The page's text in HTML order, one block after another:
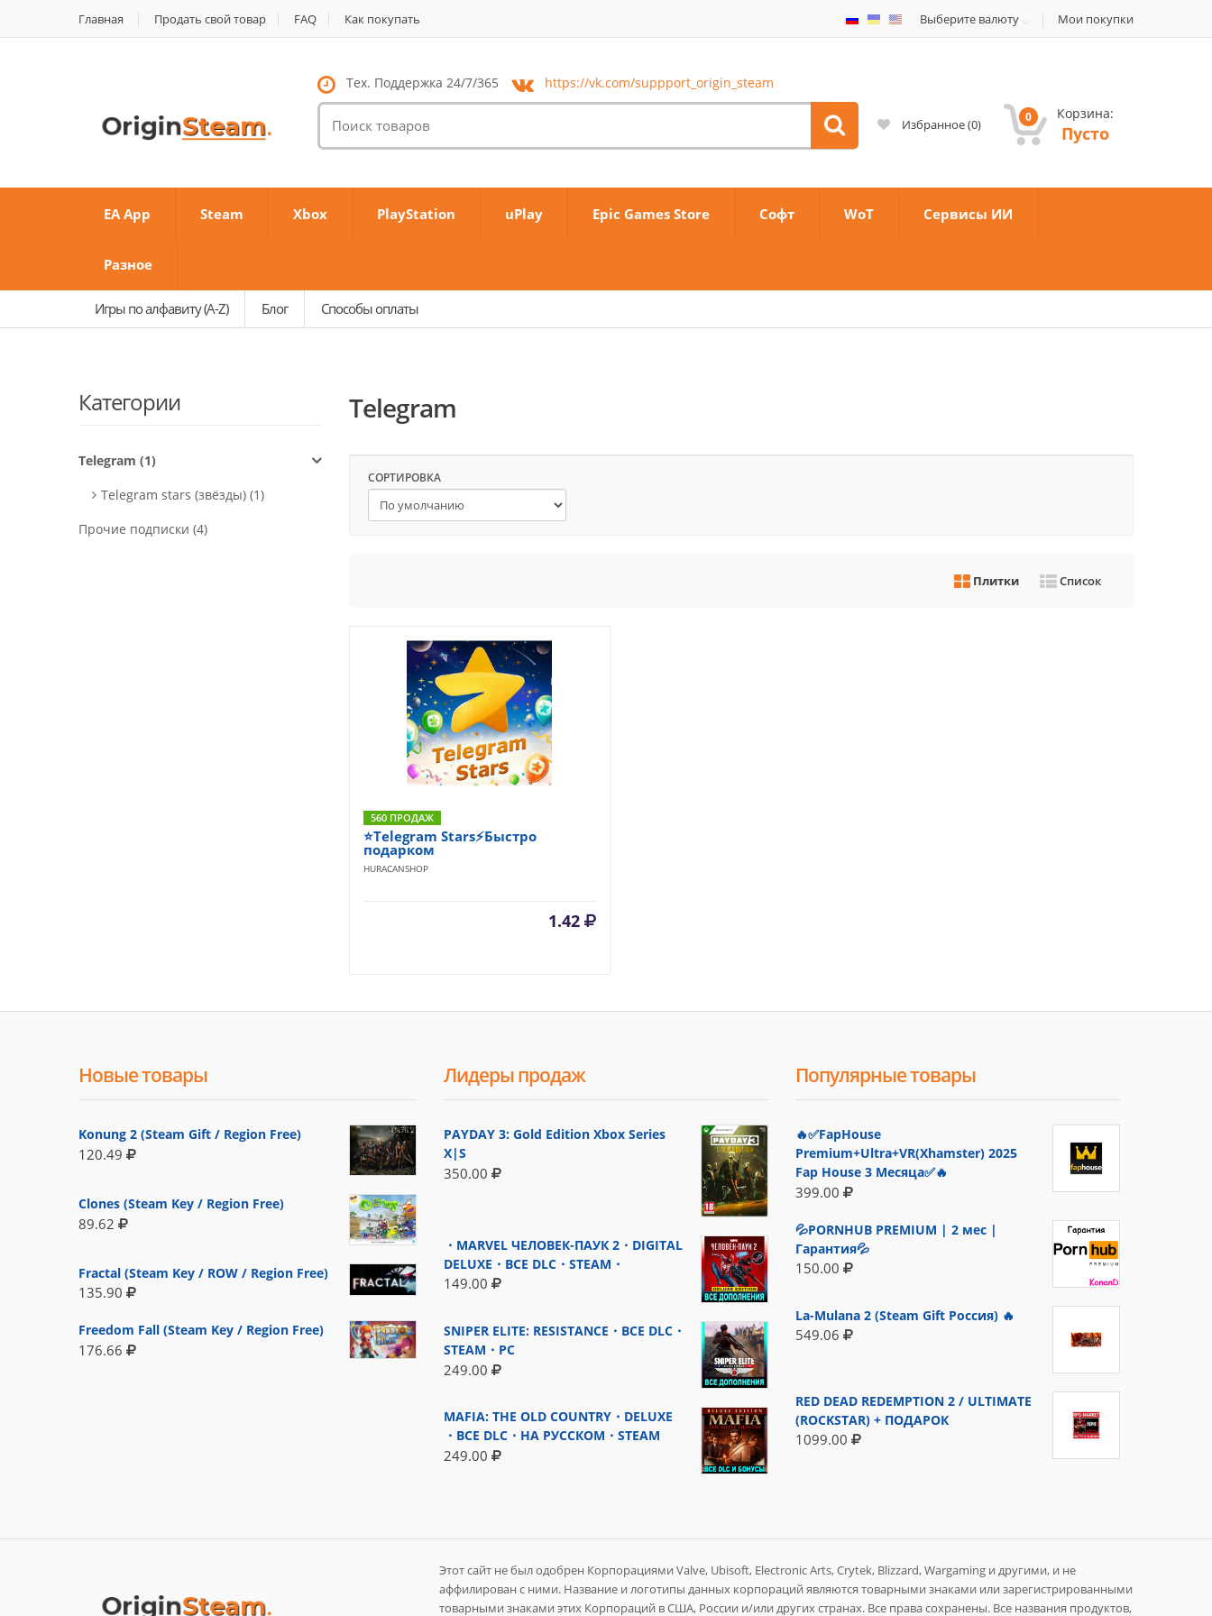
Главная Продать свой товар FAQ Как покупать Выберите валюту Мои покупки
Тех. Поддержка 24/7/365 https://vk.com/suppport_origin_steam
Поиск
товаров:
Избранное(0) 0 Корзина:
Пусто
EA App Steam Xbox PlayStation uPlay Epic Games Store Софт WoT Сервисы ИИ
Разное
Игры по алфавиту (A-Z) Блог Способы оплаты
Telegram
СОРТИРОВКА
Плитки Список
560 ПРОДАЖ
⭐️Telegram Stars⚡Быстро
подарком
HURACANSHOP
1.42
Категории
Telegram (1)
Telegram stars (звёзды) (1)
Прочие подписки (4)
Новые товары
Konung 2 (Steam Gift / Region Free)
120.49
Clones (Steam Key / Region Free)
89.62
Fractal (Steam Key / ROW / Region Free)
135.90
Freedom Fall (Steam Key / Region Free)
176.66
Лидеры продаж
PAYDAY 3: Gold Edition Xbox Series
X|S
350.00
・MARVEL ЧЕЛОВЕК-ПАУК 2・DIGITAL
DELUXE・ВСЕ DLC・STEAM・
149.00
SNIPER ELITE: RESISTANCE・ВСЕ DLC・
STEAM・PC
249.00
MAFIA: THE OLD COUNTRY・DELUXE
・ВСЕ DLC・НА РУССКОМ・STEAM
249.00
Популярные товары
🔥✅FapHouse
Premium+Ultra+VR(Xhamster) 2025
Fap House 3 Месяца✅🔥
399.00
💦PORNHUB PREMIUM | 2 мес |
Гарантия💦
150.00
La-Mulana 2 (Steam Gift Россия) 🔥
549.06
RED DEAD REDEMPTION 2 / ULTIMATE
(ROCKSTAR) + ПОДАРОК
1099.00
Этот сайт не был одобрен Корпорациями Valve, Ubisoft, Electronic Arts, Crytek, Blizzard, Wargaming и другими, и не
аффилирован с ними. Название и логотипы данных корпораций являются товарными знаками или зарегистрированными
товарными знаками этих Корпораций в США, России и/или других странах. Все права сохранены. Все названия продуктов,